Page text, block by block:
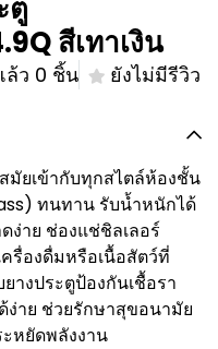
ตู
สีเทาเงิน
ล้ว 0 ชิ้น ยังไม่มีรีวิว
มัยเข้ากับทุกสไตล์ห้องชั้น
ทนทาน รับน้ำหนักได้
ง่าย ช่องแช่ชิลเลอร์
รื่องดื่มหรือเนื้อสัตว์ที่
างประตูป้องกันเชื้อรา
ง่าย ช่วยรักษาสุขอนามัย
หยัดพลังงาน